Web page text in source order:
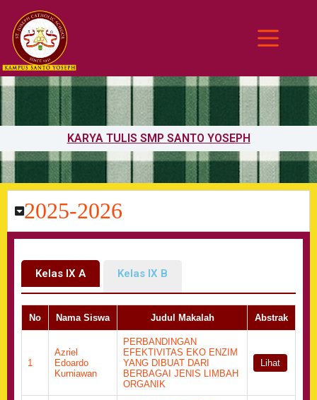
KARYA TULIS SMP SANTO YOSEPH
2025-2026
Kelas IX A Kelas IX B
No Nama Siswa Judul Makalah Abstrak
1
Azriel
Edoardo
Kurniawan
PERBANDINGAN
EFEKTIVITAS EKO ENZIM
YANG DIBUAT DARI
BERBAGAI JENIS LIMBAH
ORGANIK
Lihat